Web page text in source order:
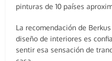
pinturas de 10 países
La recomendación de
diseño de interiores es
sentir esa sensación de